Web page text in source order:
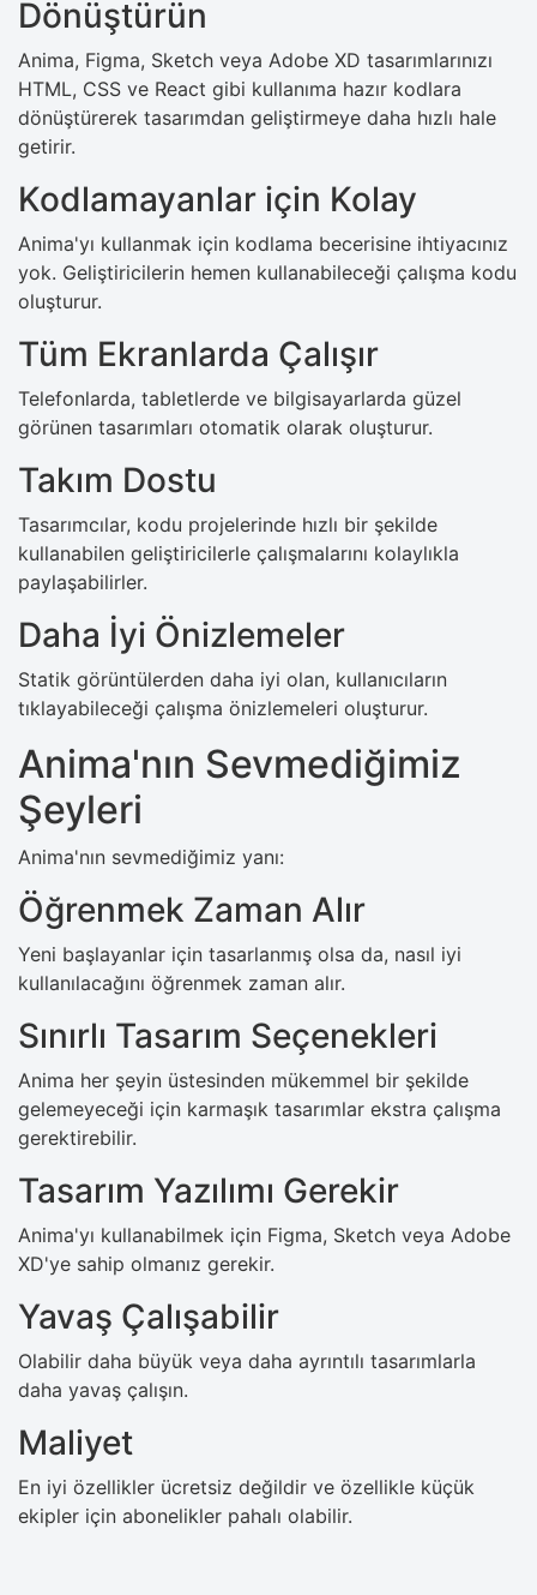
Dönüştürün
Anima, Figma, Sketch veya Adobe XD tasarımlarınızı
HTML, CSS ve React gibi kullanıma hazır kodlara
dönüştürerek tasarımdan geliştirmeye daha hızlı hale
getirir.
Kodlamayanlar için Kolay
Anima'yı kullanmak için kodlama becerisine ihtiyacınız
yok. Geliştiricilerin hemen kullanabileceği çalışma kodu
oluşturur.
Tüm Ekranlarda Çalışır
Telefonlarda, tabletlerde ve bilgisayarlarda güzel
görünen tasarımları otomatik olarak oluşturur.
Takım Dostu
Tasarımcılar, kodu projelerinde hızlı bir şekilde
kullanabilen geliştiricilerle çalışmalarını kolaylıkla
paylaşabilirler.
Daha İyi Önizlemeler
Statik görüntülerden daha iyi olan, kullanıcıların
tıklayabileceği çalışma önizlemeleri oluşturur.
Anima'nın Sevmediğimiz
Şeyleri
Anima'nın sevmediğimiz yanı:
Öğrenmek Zaman Alır
Yeni başlayanlar için tasarlanmış olsa da, nasıl iyi
kullanılacağını öğrenmek zaman alır.
Sınırlı Tasarım Seçenekleri
Anima her şeyin üstesinden mükemmel bir şekilde
gelemeyeceği için karmaşık tasarımlar ekstra çalışma
gerektirebilir.
Tasarım Yazılımı Gerekir
Anima'yı kullanabilmek için Figma, Sketch veya Adobe
XD'ye sahip olmanız gerekir.
Yavaş Çalışabilir
Olabilir daha büyük veya daha ayrıntılı tasarımlarla
daha yavaş çalışın.
Maliyet
En iyi özellikler ücretsiz değildir ve özellikle küçük
ekipler için abonelikler pahalı olabilir.